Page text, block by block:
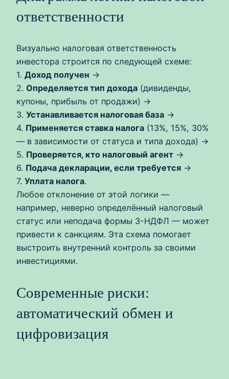
ответственности
Визуально налоговая ответственность
инвестора строится по следующей схеме:
1. Доход получен →
2. Определяется тип дохода (дивиденды,
купоны, прибыль от продажи) →
3. Устанавливается налоговая база →
4. Применяется ставка налога (13%, 15%, 30%
— в зависимости от статуса и типа дохода) →
5. Проверяется, кто налоговый агент →
6. Подача декларации, если требуется →
7. Уплата налога.
Любое отклонение от этой логики —
например, неверно определённый налоговый
статус или неподача формы 3-НДФЛ — может
привести к санкциям. Эта схема помогает
выстроить внутренний контроль за своими
инвестициями.
Современные риски:
автоматический обмен и
цифровизация